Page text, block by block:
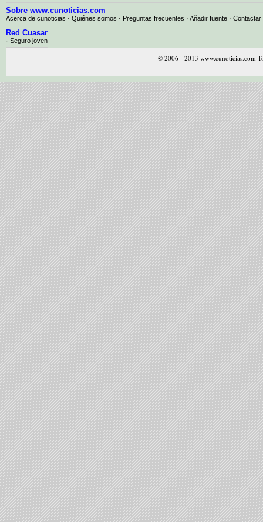
Sobre www.cunoticias.com
Acerca de cunoticias · Quiénes somos · Preguntas frecuentes · Añadir fuente · Contactar
Red Cuasar
· Seguro joven
© 2006 - 2013 www.cunoticias.com